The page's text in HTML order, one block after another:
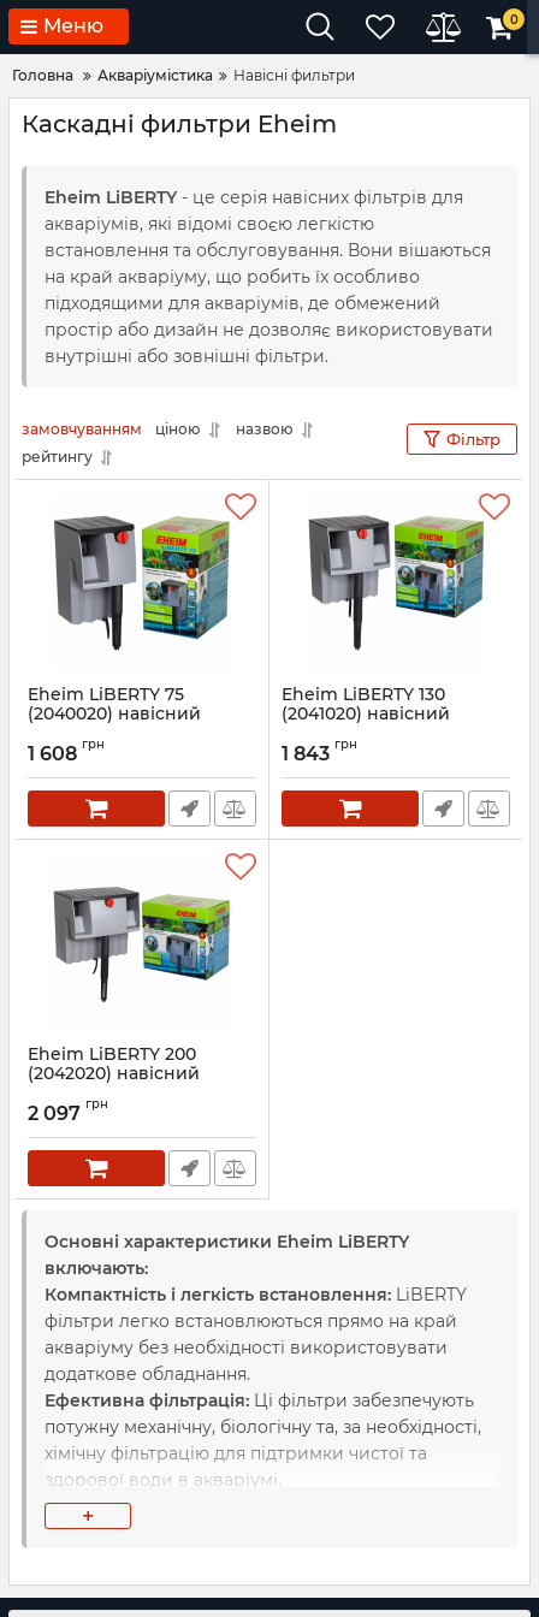
Меню 0
Головна Акваріумістика Навісні фильтри
Каскадні фильтри Eheim
Eheim LiBERTY - це серія навісних фільтрів для
акваріумів, які відомі своєю легкістю
встановлення та обслуговування. Вони вішаються
на край акваріуму, що робить їх особливо
підходящими для акваріумів, де обмежений
простір або дизайн не дозволяє використовувати
внутрішні або зовнішні фільтри.
замовчуванням ціною
назвою
рейтингу
Фільтр
Eheim LiBERTY 75
(2040020) навісний
Артикул:
1 608 грн
Eheim LiBERTY 130
(2041020) навісний
Артикул:
1 843 грн
Eheim LiBERTY 200
(2042020) навісний
Артикул: 2042020
2 097 грн
Основні характеристики Eheim LiBERTY
включають:
Компактність і легкість встановлення: LiBERTY
фільтри легко встановлюються прямо на край
акваріуму без необхідності використовувати
додаткове обладнання.
Ефективна фільтрація: Ці фільтри забезпечують
потужну механічну, біологічну та, за необхідності,
хімічну фільтрацію для підтримки чистої та
здорової води в акваріумі.
Легкість обслуговування:
розробленій конструкції, фільтруючі картриджі
демонтувати весь фільтр.
Тиха робота:Eheim LiBERTY фільтри працюють
+